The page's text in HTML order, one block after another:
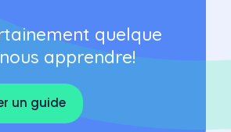
quelque
apprendre!
un guide